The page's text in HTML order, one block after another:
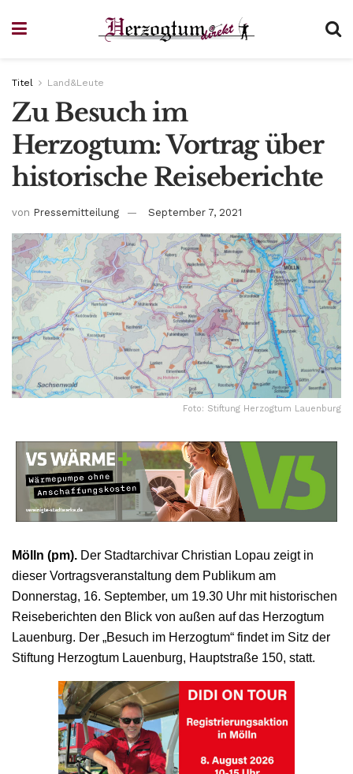
Titel Land&Leute
Zu Besuch im
Herzogtum: Vortrag über
historische Reiseberichte
von Pressemitteilung September 7, 2021
Foto: Stiftung Herzogtum Lauenburg
Mölln (pm). Der Stadtarchivar Christian Lopau zeigt in
dieser Vortragsveranstaltung dem Publikum am
Donnerstag, 16. September, um 19.30 Uhr mit historischen
Reiseberichten den Blick von außen auf das Herzogtum
Lauenburg. Der „Besuch im Herzogtum“ findet im Sitz der
Stiftung Herzogtum Lauenburg, Hauptstraße 150, statt.